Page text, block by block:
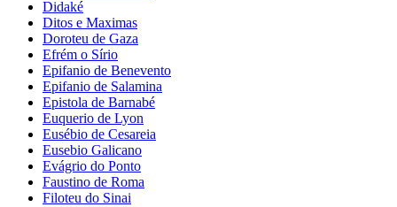
Didaké
Ditos e Maximas
Doroteu de Gaza
Efrém o Sírio
Epifanio de Benevento
Epifanio de Salamina
Epistola de Barnabé
Euquerio de Lyon
Eusébio de Cesareia
Eusebio Galicano
Evágrio do Ponto
Faustino de Roma
Filoteu do Sinai